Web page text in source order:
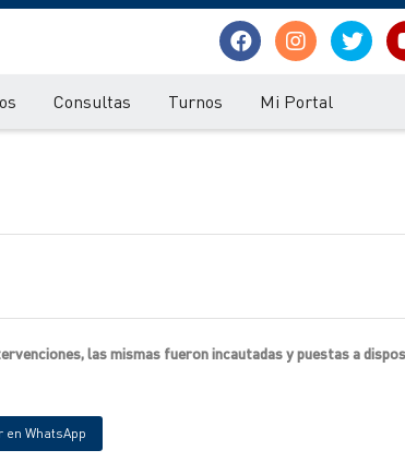
Consultas Turnos Mi Portal
las mismas fueron incautadas y puestas a
en WhatsApp